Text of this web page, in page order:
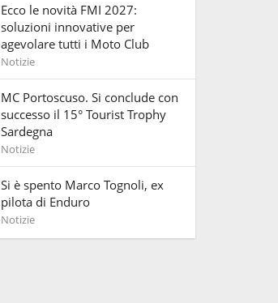
Ecco le novità FMI 2027:
soluzioni innovative per
agevolare tutti i Moto Club
Notizie
MC Portoscuso. Si conclude con
successo il 15° Tourist Trophy
Sardegna
Notizie
Si è spento Marco Tognoli, ex
pilota di Enduro
Notizie